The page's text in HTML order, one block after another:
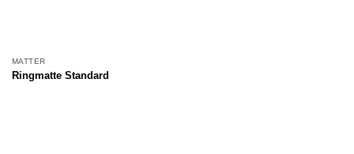
MATTER
Ringmatte Standard